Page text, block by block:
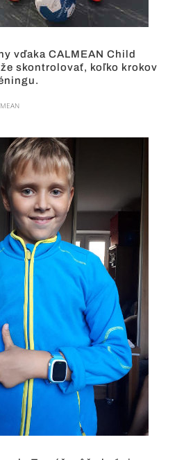
vďaka CALMEAN Child
skontrolovať, koľko krokov